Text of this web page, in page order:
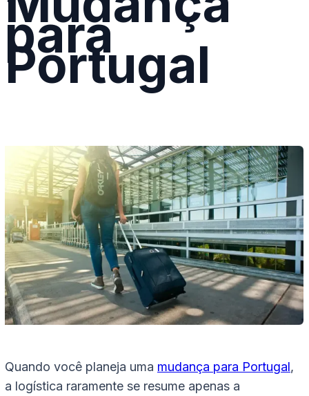
para
Portugal
Quando você planeja uma mudança para Portugal,
a logística raramente se resume apenas a